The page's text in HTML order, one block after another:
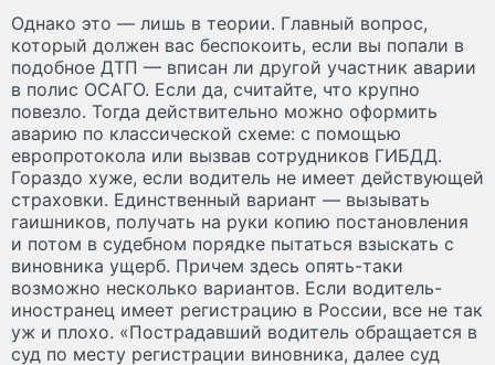
Однако это — лишь в теории. Главный вопрос,
который должен вас беспокоить, если вы попали в
подобное ДТП — вписан ли другой участник аварии
в полис ОСАГО. Если да, считайте, что крупно
повезло. Тогда действительно можно оформить
аварию по классической схеме: с помощью
европротокола или вызвав сотрудников ГИБДД.
Гораздо хуже, если водитель не имеет действующей
страховки. Единственный вариант — вызывать
гаишников, получать на руки копию постановления
и потом в судебном порядке пытаться взыскать с
виновника ущерб. Причем здесь опять-таки
возможно несколько вариантов. Если водитель-
иностранец имеет регистрацию в России, все не так
уж и плохо. «Пострадавший водитель обращается в
суд по месту регистрации виновника, далее суд